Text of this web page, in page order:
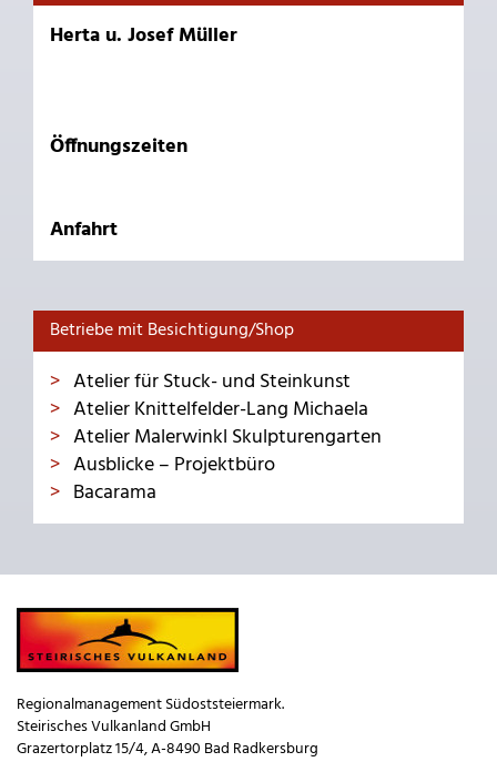
Herta u. Josef Müller
Öffnungszeiten
Anfahrt
Betriebe mit Besichtigung/Shop
Atelier für Stuck- und Steinkunst
Atelier Knittelfelder-Lang Michaela
Atelier Malerwinkl Skulpturengarten
Ausblicke – Projektbüro
Bacarama
Regionalmanagement Südoststeiermark.
Steirisches Vulkanland GmbH
Grazertorplatz 15/4, A-8490 Bad Radkersburg